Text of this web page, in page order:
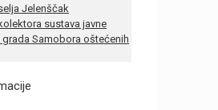
Jelenščak
sustava javne
Samobora oštećenih